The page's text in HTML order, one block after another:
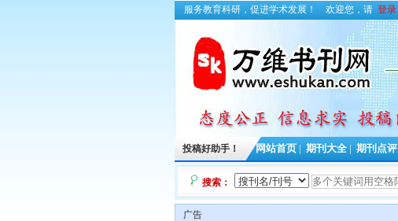
服务教育科研，促进学术发展！ 欢迎您，请 登录
投稿好助手！ 网站首页 期刊大全 期刊点评
搜索：
广告